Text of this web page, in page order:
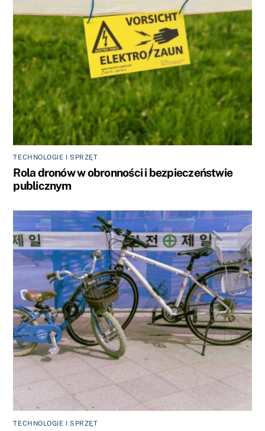
TECHNOLOGIE I SPRZĘT
Rola dronów w obronności i bezpieczeństwie
publicznym
TECHNOLOGIE I SPRZĘT